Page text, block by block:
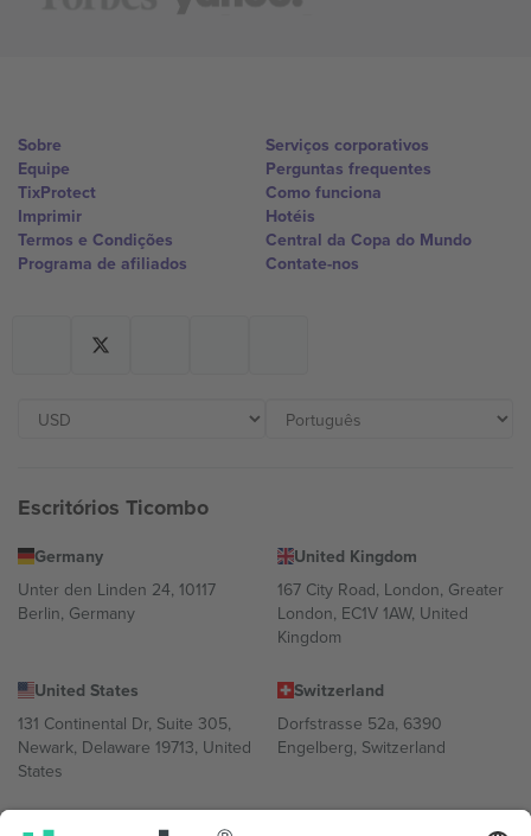
Sobre
Equipe
TixProtect
Imprimir
Termos e Condições
Programa de afiliados
Serviços corporativos
Perguntas frequentes
Como funciona
Hotéis
Central da Copa do Mundo
Contate-nos
Escritórios Ticombo
Germany
Unter den Linden 24, 10117
Berlin, Germany
United Kingdom
167 City Road, London, Greater
London, EC1V 1AW, United
Kingdom
United States
131 Continental Dr, Suite 305,
Newark, Delaware 19713, United
States
Switzerland
Dorfstrasse 52a, 6390
Engelberg, Switzerland
Bulgaria